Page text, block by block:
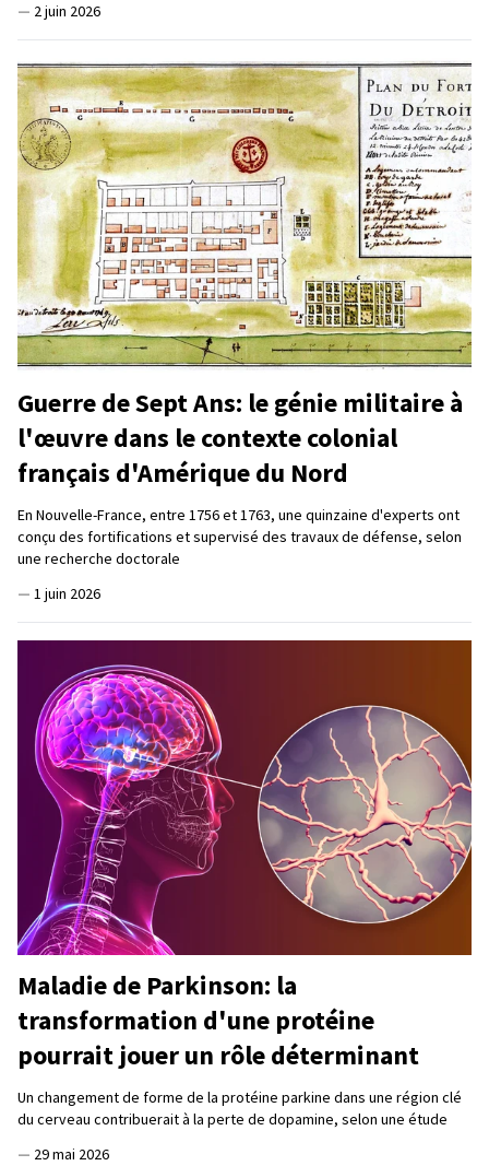
— 2 juin 2026
Guerre de Sept Ans: le génie militaire à
l'œuvre dans le contexte colonial
français d'Amérique du Nord
En Nouvelle-France, entre 1756 et 1763, une quinzaine d'experts ont
conçu des fortifications et supervisé des travaux de défense, selon
une recherche doctorale
— 1 juin 2026
Maladie de Parkinson: la
transformation d'une protéine
pourrait jouer un rôle déterminant
Un changement de forme de la protéine parkine dans une région clé
du cerveau contribuerait à la perte de dopamine, selon une étude
— 29 mai 2026